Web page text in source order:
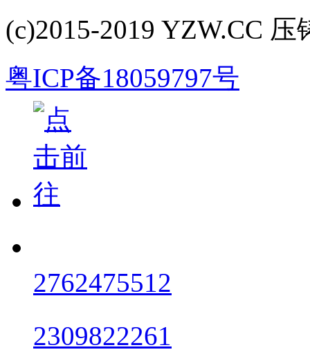
(c)2015-2019 YZW.CC 压
粤ICP备18059797号
2762475512
2309822261